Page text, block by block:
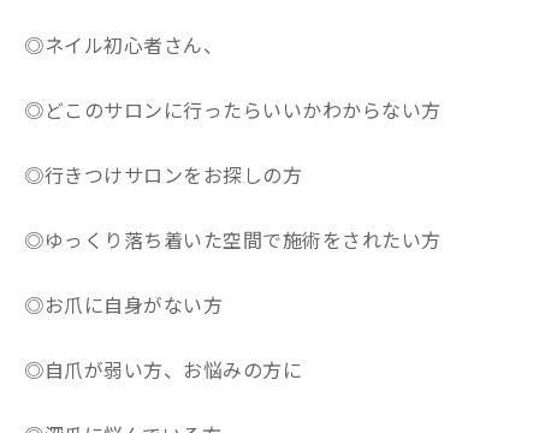
◎ネイル初心者さん、
◎どこのサロンに行ったらいいかわからない方
◎行きつけサロンをお探しの方
◎ゆっくり落ち着いた空間で施術をされたい方
◎お爪に自身がない方
◎自爪が弱い方、お悩みの方に